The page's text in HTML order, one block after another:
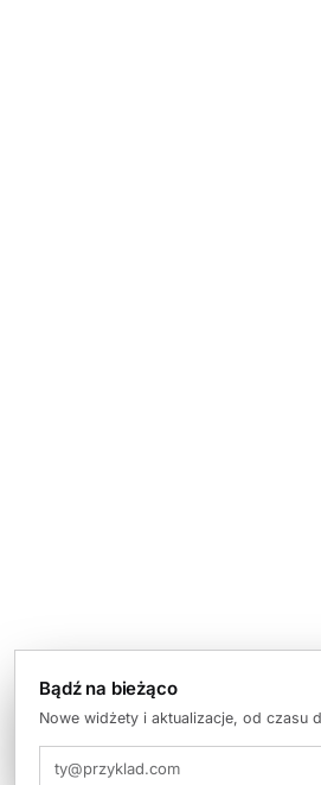
Bądź na bieżąco
Nowe widżety i aktualizacje, od czasu